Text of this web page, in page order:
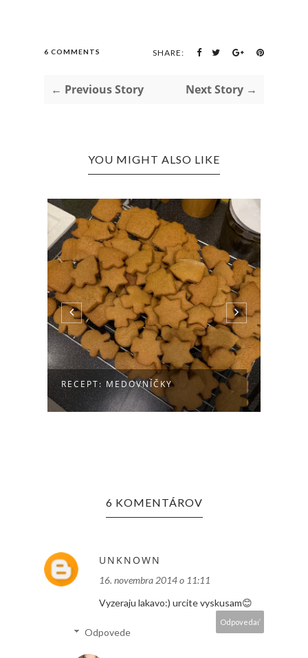
6 COMMENTS SHARE:
← Previous Story Next Story →
YOU MIGHT ALSO LIKE
RECEPT: MEDOVNÍČKY
6 KOMENTÁROV
UNKNOWN
16. novembra 2014 o 11:11
Vyzeraju lakavo:) urcite vyskusam😊
Odpovedať
Odpovede